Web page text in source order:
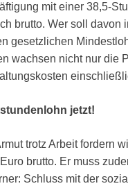
mit einer 38,5-
brutto. Wer soll davon
gesetzlichen
wachsen nicht nur die
jetzt!
trotz Arbeit fordern
brutto. Er muss
Schluss mit der